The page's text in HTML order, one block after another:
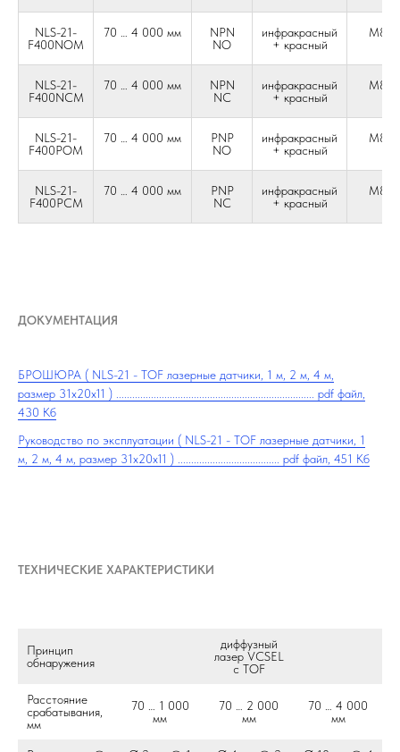
NLS-21-
F400NOM
70 … 4 000 мм
NPN
NO
инфракрасный
+ красный
М8 4-
NLS-21-
F400NCM
70 … 4 000 мм
NPN
NC
инфракрасный
+ красный
М8 4-
NLS-21-
F400POM
70 … 4 000 мм
PNP
NO
инфракрасный
+ красный
М8 4-
NLS-21-
F400PCM
70 … 4 000 мм
PNP
NC
инфракрасный
+ красный
М8 4-
ДОКУМЕНТАЦИЯ
БРОШЮРА ( NLS-21 - TOF лазерные датчики, 1 м, 2 м, 4 м,
размер 31х20х11 ) .......................................................................... pdf файл,
430 Кб
Руководство по эксплуатации ( NLS-21 - TOF лазерные датчики, 1
м, 2 м, 4 м, размер 31х20х11 ) ...................................... pdf файл, 451 Кб
ТЕХНИЧЕСКИЕ ХАРАКТЕРИСТИКИ
Принцип
обнаружения
диффузный
лазер VCSEL
с TOF
Расстояние
срабатывания,
мм
70 … 1 000
мм
70 … 2 000
мм
70 … 4 000
мм